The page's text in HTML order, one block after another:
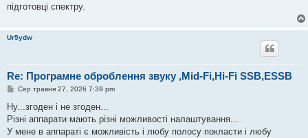
підготовці спектру.
Ur5ydw
Re: Програмне оброблення звуку ,Mid-Fi,Hi-Fi SSB,ESSB
П
в
і
д
о
Сер травня 27, 2026 7:39 pm
Ну...згоден і не згоден...
Різні аппарати мають різні можливості налаштування...
У мене в аппараті є можливість і любу полосу покласти і любу